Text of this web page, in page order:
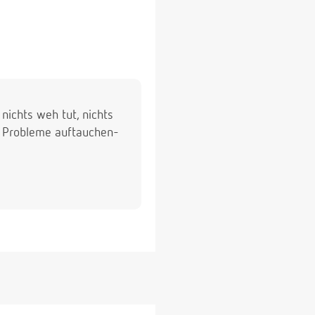
weh tut, nichts
auftauchen-